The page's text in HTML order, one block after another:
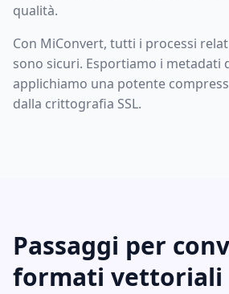
qualità.
Con MiConvert, tutti i processi
sono sicuri. Esportiamo i metadati
applichiamo una potente
dalla crittografia SSL.
Passaggi per
formati vettoriali